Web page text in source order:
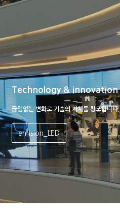
Technology & innovation
끊임없는 변화로 기술의 가치를 창조합니다.
emision_LED